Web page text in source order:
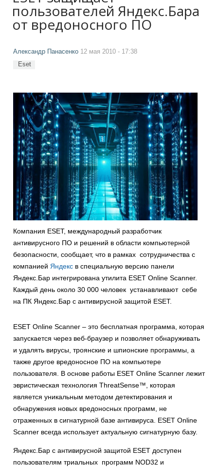
пользователей Яндекс.Бара
от вредоносного ПО
Александр Панасенко 12 мая 2010 - 17:38
Eset
Компания ESET, международный разработчик
антивирусного ПО и решений в области компьютерной
безопасности, сообщает, что в рамках сотрудничества с
компанией Яндекс в специальную версию панели
Яндекс.Бар интегрирована утилита ESET Online Scanner.
Каждый день около 30 000 человек устанавливают себе
на ПК Яндекс.Бар с антивирусной защитой ESET.
ESET Online Scanner – это бесплатная программа, которая
запускается через веб-браузер и позволяет обнаруживать
и удалять вирусы, троянские и шпионские программы, а
также другое вредоносное ПО на компьютере
пользователя. В основе работы ESET Online Scanner лежит
эвристическая технология ThreatSense™, которая
является уникальным методом детектирования и
обнаружения новых вредоносных программ, не
отраженных в сигнатурной базе антивируса. ESET Online
Scanner всегда использует актуальную сигнатурную базу.
Яндекс.Бар с антивирусной защитой ESET доступен
пользователям триальных программ NOD32 и